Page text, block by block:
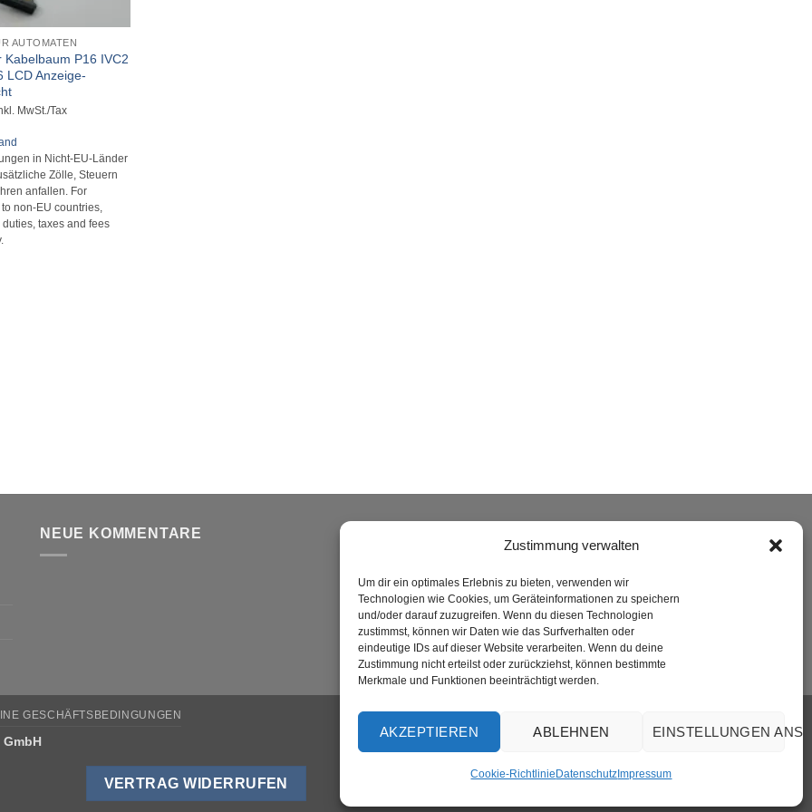
Zustimmung verwalten
Um dir ein optimales Erlebnis zu bieten, verwenden wir
Technologien wie Cookies, um Geräteinformationen zu speichern
und/oder darauf zuzugreifen. Wenn du diesen Technologien
zustimmst, können wir Daten wie das Surfverhalten oder
eindeutige IDs auf dieser Website verarbeiten. Wenn du deine
Zustimmung nicht erteilst oder zurückziehst, können bestimmte
Merkmale und Funktionen beeinträchtigt werden.
AKZEPTIEREN ABLEHNEN EINSTELLUNGEN
Cookie-Richtlinie Datenschutz Impressum
AUTOMATEN
Kabelbaum P16 IVC2
LCD Anzeige-
MwSt./Tax
in Nicht-EU-Länder
Zölle, Steuern
anfallen. For
non-EU countries,
taxes and fees
NEUE KOMMENTARE
PayPal MasterCardRechung GiroPay
GESCHÄFTSBEDINGUNGEN
VERTRAG WIDERRUFEN